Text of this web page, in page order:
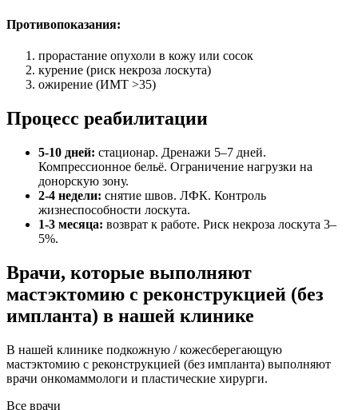
Противопоказания:
прорастание опухоли в кожу или сосок
курение (риск некроза лоскута)
ожирение (ИМТ >35)
Процесс реабилитации
5-10 дней: стационар. Дренажи 5–7 дней.
Компрессионное бельё. Ограничение нагрузки на
донорскую зону.
2-4 недели: снятие швов. ЛФК. Контроль
жизнеспособности лоскута.
1-3 месяца: возврат к работе. Риск некроза лоскута 3–
5%.
Врачи, которые выполняют
мастэктомию с реконструкцией (без
импланта) в нашей клинике
В нашей клинике подкожную / кожесберегающую
мастэктомию с реконструкцией (без импланта) выполняют
врачи онкомаммологи и пластические хирурги.
Все врачи